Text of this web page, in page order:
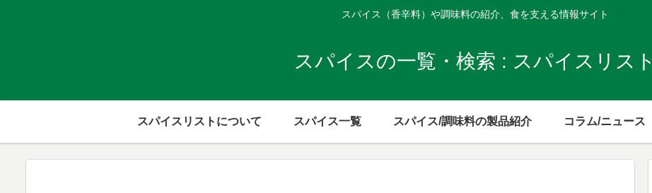
スパイス（香辛料）や調味料の紹介、食を支える情報サイト
スパイスの一覧・検索 : スパイスリスト
スパイスリストについて スパイス一覧 スパイス/調味料の製品紹介 コラム/ニュース